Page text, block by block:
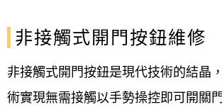
非接觸式開門按鈕維修
非接觸式開門按鈕是現代技術的結晶
術實現無需接觸以手勢操控即可開關